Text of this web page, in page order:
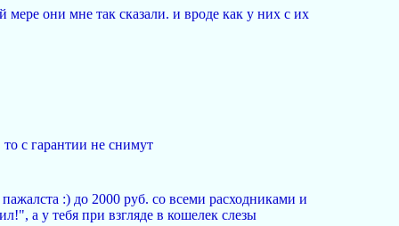
они мне так сказали. и вроде как у них с их
с гарантии не снимут
:) до 2000 руб. со всеми расходниками и
а у тебя при взгляде в кошелек слезы